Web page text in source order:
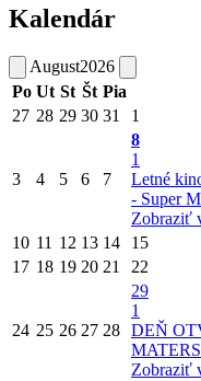
Kalendár
August2026
Po Ut St Št Pia
27 28 29 30 31 1
3 4 5 6 7
8
1
Letné
- Super
Zobraziť
10 11 12 13 14 15
17 18 19 20 21 22
24 25 26 27 28
29
1
DEŇ
Zobraziť